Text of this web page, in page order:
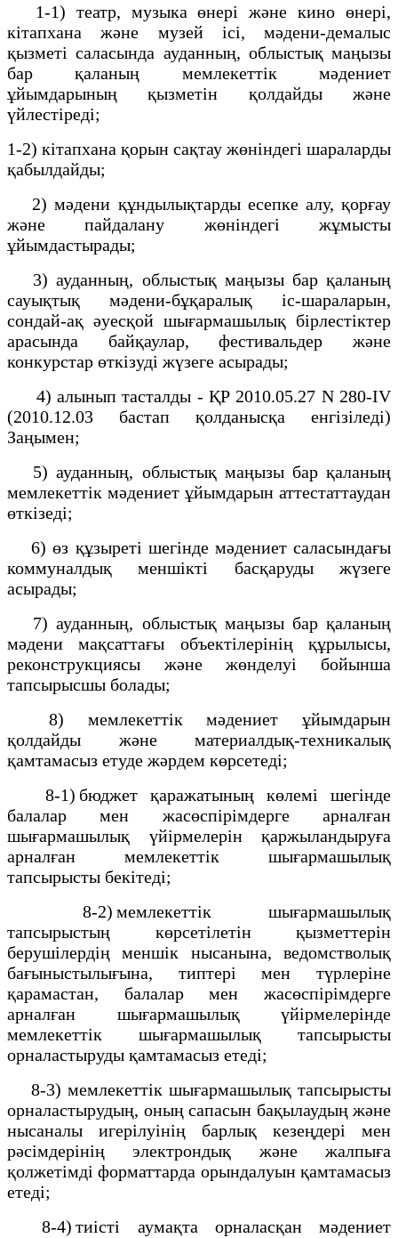
1-1) театр, музыка өнері және кино өнері,
кітапхана және музей ісі, мәдени-демалыс
қызметі саласында ауданның, облыстық маңызы
бар қаланың мемлекеттік мәдениет
ұйымдарының қызметін қолдайды және
үйлестіреді;
1-2) кітапхана қорын сақтау жөніндегі шараларды
қабылдайды;
2) мәдени құндылықтарды есепке алу, қорғау
және пайдалану жөніндегі жұмысты
ұйымдастырады;
3) ауданның, облыстық маңызы бар қаланың
сауықтық мәдени-бұқаралық іс-шараларын,
сондай-ақ әуесқой шығармашылық бірлестіктер
арасында байқаулар, фестивальдер және
конкурстар өткізуді жүзеге асырады;
4) алынып тасталды - ҚР 2010.05.27 N 280-IV
(2010.12.03 бастап қолданысқа енгізіледі)
Заңымен;
5) ауданның, облыстық маңызы бар қаланың
мемлекеттік мәдениет ұйымдарын аттестаттаудан
өткізеді;
6) өз құзыреті шегінде мәдениет саласындағы
коммуналдық меншікті басқаруды жүзеге
асырады;
7) ауданның, облыстық маңызы бар қаланың
мәдени мақсаттағы объектілерінің құрылысы,
реконструкциясы және жөнделуі бойынша
тапсырысшы болады;
8) мемлекеттік мәдениет ұйымдарын
қолдайды және материалдық-техникалық
қамтамасыз етуде жәрдем көрсетеді;
8-1) бюджет қаражатының көлемі шегінде
балалар мен жасөспірімдерге арналған
шығармашылық үйірмелерін қаржыландыруға
арналған мемлекеттік шығармашылық
тапсырысты бекітеді;
8-2) мемлекеттік шығармашылық
тапсырыстың көрсетілетін қызметтерін
берушілердің меншік нысанына, ведомстволық
бағыныстылығына, типтері мен түрлеріне
қарамастан, балалар мен жасөспірімдерге
арналған шығармашылық үйірмелерінде
мемлекеттік шығармашылық тапсырысты
орналастыруды қамтамасыз етеді;
8-3) мемлекеттік шығармашылық тапсырысты
орналастырудың, оның сапасын бақылаудың және
нысаналы игерілуінің барлық кезеңдері мен
рәсімдерінің электрондық және жалпыға
қолжетімді форматтарда орындалуын қамтамасыз
етеді;
8-4) тиісті аумақта орналасқан мәдениет